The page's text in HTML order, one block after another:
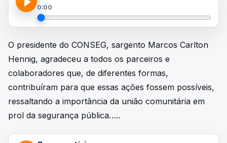
0:00
O presidente do CONSEG, sargento Marcos Carlton
Hennig, agradeceu a todos os parceiros e
colaboradores que, de diferentes formas,
contribuíram para que essas ações fossem possíveis,
ressaltando a importância da união comunitária em
prol da segurança pública…..